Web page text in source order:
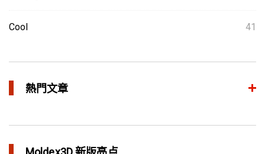
Cool 41
熱門文章